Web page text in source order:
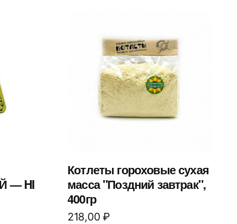
— HI
Котлеты гороховые сухая
масса "Поздний завтрак",
400гр
218,00₽